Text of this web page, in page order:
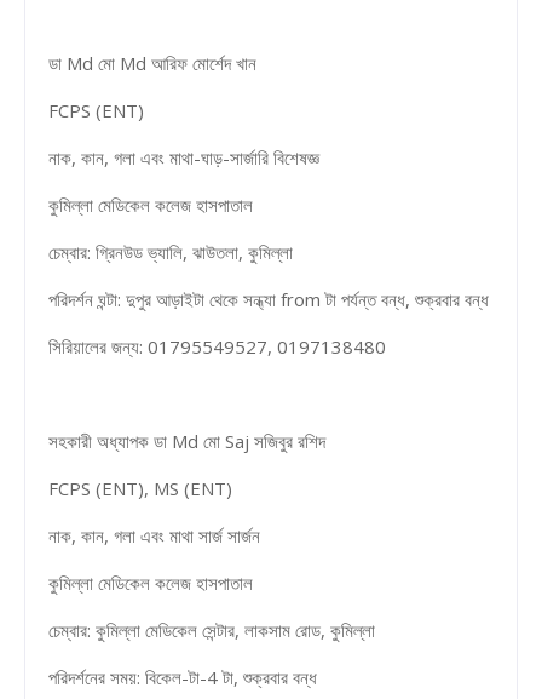
ডা Md মো Md আরিফ মোর্শেদ খান
FCPS (ENT)
নাক, ​​কান, গলা এবং মাথা-ঘাড়-সার্জারি বিশেষজ্ঞ
কুমিল্লা মেডিকেল কলেজ হাসপাতাল
চেম্বার: গ্রিনউড ভ্যালি, ঝাউতলা, কুমিল্লা
পরিদর্শন ঘন্টা: দুপুর আড়াইটা থেকে সন্ধ্যা from টা পর্যন্ত বন্ধ, শুক্রবার বন্ধ
সিরিয়ালের জন্য: 01795549527, 0197138480
সহকারী অধ্যাপক ডা Md মো Saj সজিবুর রশিদ
FCPS (ENT), MS (ENT)
নাক, ​​কান, গলা এবং মাথা সার্জ সার্জন
কুমিল্লা মেডিকেল কলেজ হাসপাতাল
চেম্বার: কুমিল্লা মেডিকেল সেন্টার, লাকসাম রোড, কুমিল্লা
পরিদর্শনের সময়: বিকেল-টা-4 টা, শুক্রবার বন্ধ